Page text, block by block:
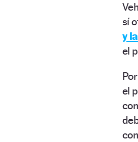
sí
y
el
el